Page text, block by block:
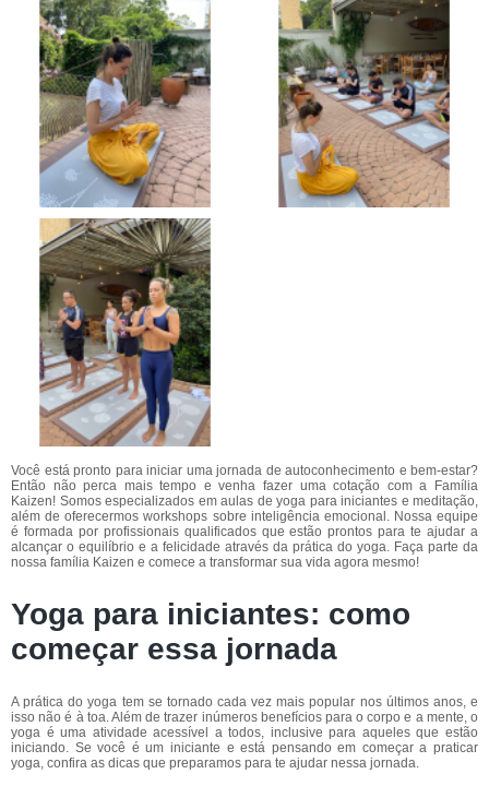
Você está pronto para iniciar uma jornada de autoconhecimento e bem-estar?
Então não perca mais tempo e venha fazer uma cotação com a Família
Kaizen! Somos especializados em aulas de yoga para iniciantes e meditação,
além de oferecermos workshops sobre inteligência emocional. Nossa equipe
é formada por profissionais qualificados que estão prontos para te ajudar a
alcançar o equilíbrio e a felicidade através da prática do yoga. Faça parte da
nossa família Kaizen e comece a transformar sua vida agora mesmo!
Yoga para iniciantes: como
começar essa jornada
A prática do yoga tem se tornado cada vez mais popular nos últimos anos, e
isso não é à toa. Além de trazer inúmeros benefícios para o corpo e a mente, o
yoga é uma atividade acessível a todos, inclusive para aqueles que estão
iniciando. Se você é um iniciante e está pensando em começar a praticar
yoga, confira as dicas que preparamos para te ajudar nessa jornada.